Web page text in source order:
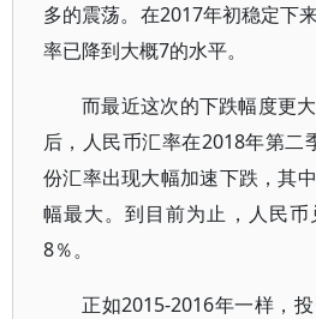
多的震荡。在2017年初稳定下
率已降到大概7的水平。
而最近这次的下跌幅度更
后，人民币汇率在2018年第
份汇率出现大幅加速下跌，其
幅最大。到目前为止，人民
8％。
正如2015-2016年一样，